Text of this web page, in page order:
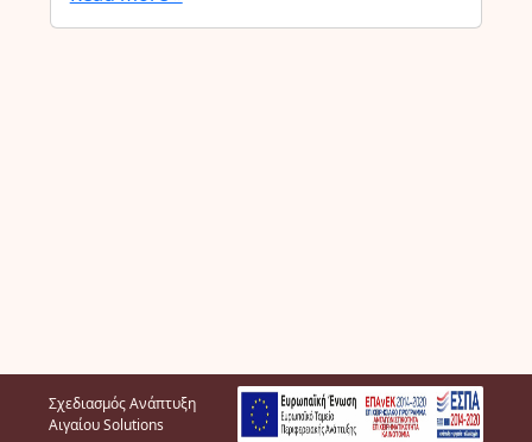
Σχεδιασμός Ανάπτυξη
Αιγαίου Solutions